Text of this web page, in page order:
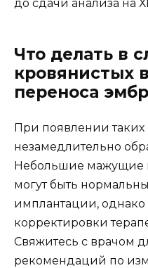
до сдачи анализа на
Что делать в
кровянистых
переноса
При появлении
незамедлительно
Небольшие мажущие
могут быть
имплантации, однако
корректировки
Свяжитесь с врачом
рекомендаций по